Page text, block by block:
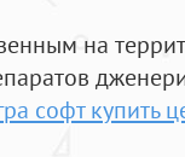
на
софт купить